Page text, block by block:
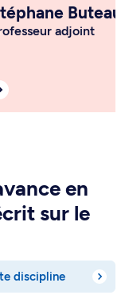
Buteau
adjoint
en
sur le
discipline